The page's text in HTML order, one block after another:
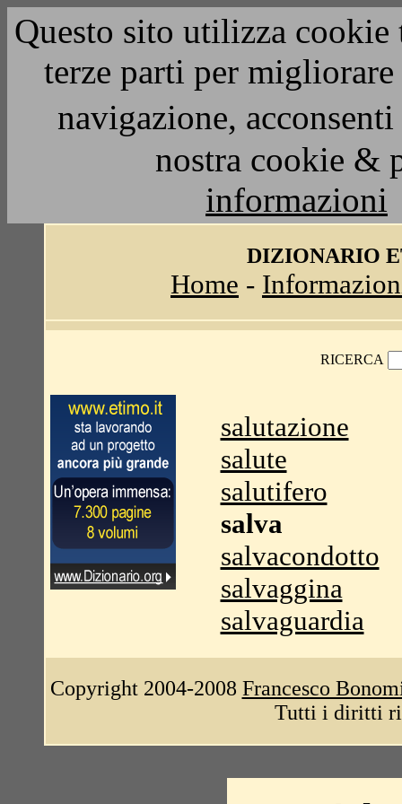
Questo sito utilizza
terze parti per
navigazione,
nostra cookie &
informazioni
DIZIONARIO
Home -
RICERCA
salutazione
salute
salutifero
salva
salvacondotto
salvaggina
salvaguardia
Copyright 2004-2008 Francesco
Tutti i diritti